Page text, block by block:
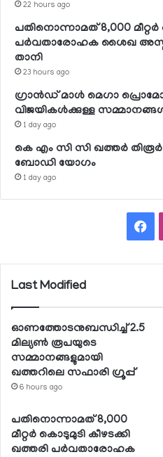
22 hours ago
പതിനൊന്നാമത് 8,000 മീറ്റര്‍
പര്‍വതാരോഹക ശൈഖ
താനി
23 hours ago
ഗ്രാന്‍ഡ് മാള്‍ മെഗാ
വിജയികള്‍ക്കുള്ള
1 day ago
കെ എം സി സി ഖത്തര്‍ തിരൂര്‍
ബോഡി യോഗം
1 day ago
Last Modified
ഓണത്തോടനുബന്ധിച്ച് 2.5
മില്യണ്‍ രൂപയുടെ
സമ്മാനങ്ങളുമായി
ഖത്തറിലെ സഫാരി ഗ്രൂപ്പ്
6 hours ago
പതിനൊന്നാമത് 8,000
മീറ്റര്‍ കൊടുമുടി കീഴടക്കി
ഖത്തരി പര്‍വതാരോഹക